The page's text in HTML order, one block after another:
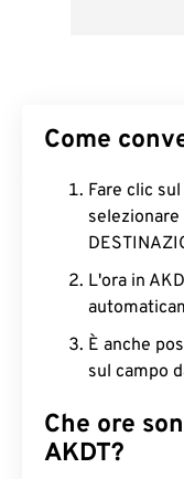
Come
Fare clic
L'ora in
È anche
sul campo
Che ore
AKDT?